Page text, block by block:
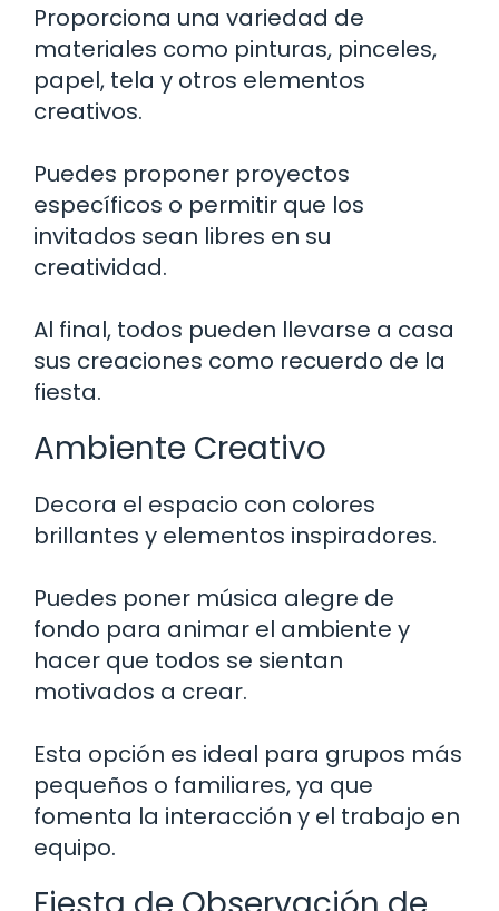
Proporciona una variedad de
materiales como pinturas, pinceles,
papel, tela y otros elementos
creativos.
Puedes proponer proyectos
específicos o permitir que los
invitados sean libres en su
creatividad.
Al final, todos pueden llevarse a casa
sus creaciones como recuerdo de la
fiesta.
Ambiente Creativo
Decora el espacio con colores
brillantes y elementos inspiradores.
Puedes poner música alegre de
fondo para animar el ambiente y
hacer que todos se sientan
motivados a crear.
Esta opción es ideal para grupos más
pequeños o familiares, ya que
fomenta la interacción y el trabajo en
equipo.